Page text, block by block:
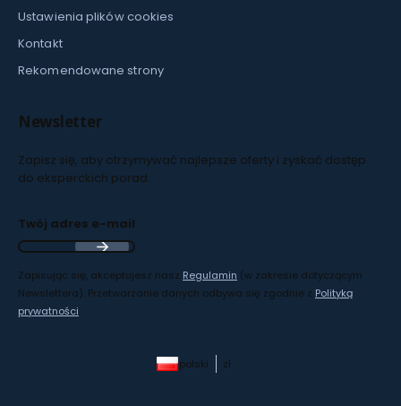
Ustawienia plików cookies
Kontakt
Rekomendowane strony
Newsletter
Zapisz się, aby otrzymywać najlepsze oferty i zyskać dostęp
do eksperckich porad.
Twój adres e-mail
Zapisując się, akceptujesz nasz Regulamin (w zakresie dotyczącym
Newslettera). Przetwarzanie danych odbywa się zgodnie z Polityką
prywatności
polski zł